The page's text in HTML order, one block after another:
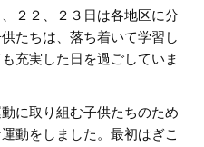
２２、２３日は各地区に分
たちは、落ち着いて学習し
充実した日を過ごしていま
に取り組む子供たちのため
動をしました。最初はぎこ